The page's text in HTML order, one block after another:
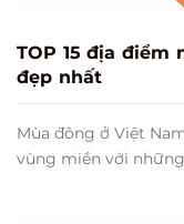
TOP 15 địa điểm
đẹp nhất
Mùa đông ở Việt
vùng miền với